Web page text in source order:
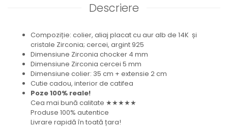
Descriere
Compoziție: colier, aliaj placat cu aur alb de 14K și
cristale Zirconia; cercei, argint 925
Dimensiune Zirconia chocker 4 mm
Dimensiune Zirconia cercei 5 mm
Dimensiune colier: 35 cm + extensie 2 cm
Cutie cadou, interior de catifea
Poze 100% reale!
Cea mai bună calitate ★★★★★
Produse 100% autentice
Livrare rapidă în toată țara!